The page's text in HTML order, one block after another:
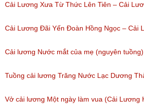
(Lượt nghe: 11,534)
Cổ
(Lượt nghe: 258)
Cải Lương Xưa Từ Thức Lên Tiên – Cải
Cổ
(Lượt nghe: 505)
Cải Lương Đãi Yến Đoàn Hồng Ngọc – Cải
Tuồng Cổ
(Lượt nghe: 243)
Cải lương Nước mắt của mẹ (nguyên tuồng)
Tuồng cải lương Trăng Nước Lạc Dương
Vở cải lương Một ngày làm vua (Cải Lương